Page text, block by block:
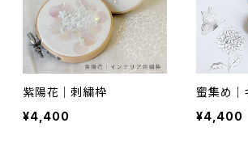
紫陽花｜刺繍枠
¥4,400
蜜集め｜
¥4,400